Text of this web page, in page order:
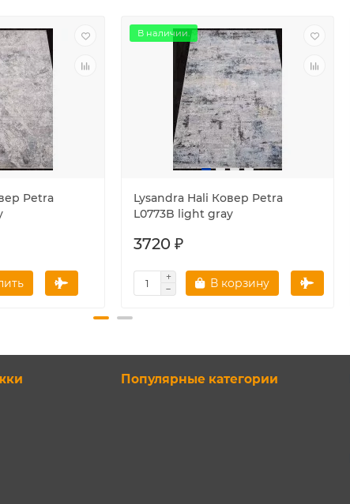
Petra
В наличии.
Lysandra Hali Ковер Petra
L0773B light gray
3720 ₽
В корзину
Популярные категории